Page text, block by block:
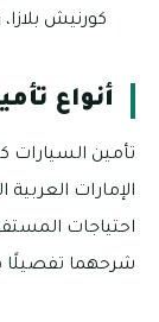
كورنيش بلازا،
أنواع
تأمين السيارات
الإمارات
احتياجات
شرحهما تفصيلًا